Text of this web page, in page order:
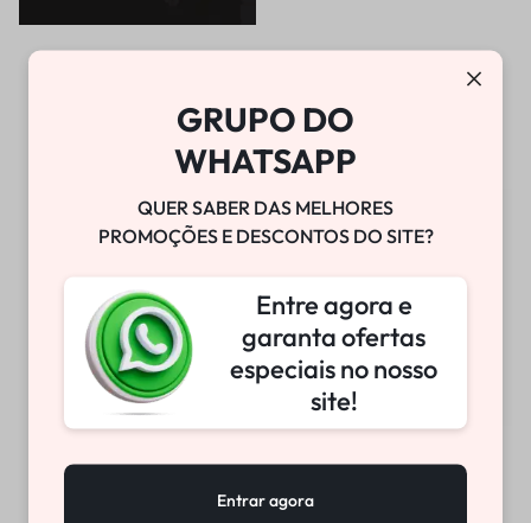
PRETO | 29/08/2026 –
BLOQUEADOR DE TUBO W-
BOMBA DE VÁCUO
DIANTEIRA W-TECH
GRUPO DO
WHATSAPP
QUER SABER DAS MELHORES
PROMOÇÕES E DESCONTOS DO SITE?
Entre agora e
garanta ofertas
especiais no nosso
site!
Entrar agora